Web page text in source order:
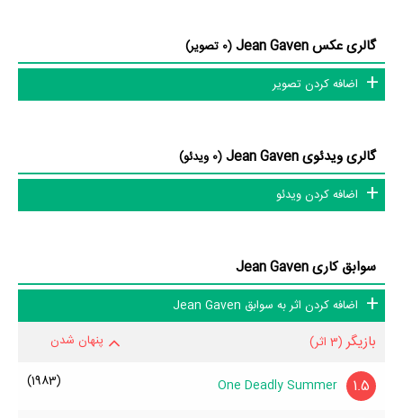
گالری عکس Jean Gaven
(0 تصویر)
اضافه کردن تصویر
گالری ویدئوی Jean Gaven
(0 ویدئو)
اضافه کردن ویدئو
سوابق کاری Jean Gaven
اضافه کردن اثر به سوابق Jean Gaven
بازیگر(3 اثر) پنهان شدن
1.5
One Deadly Summer
(1983)